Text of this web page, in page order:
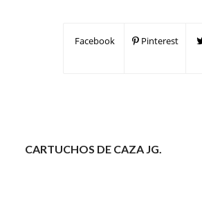
Facebook Pinterest
CARTUCHOS DE CAZA JG.